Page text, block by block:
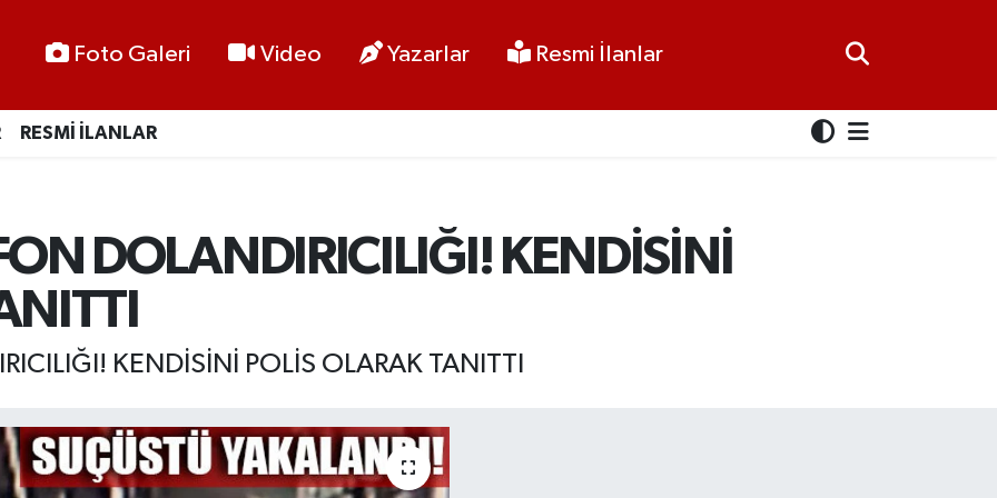
Foto Galeri Video Yazarlar Resmi İlanlar
RESMİ İLANLAR
DOLANDIRICILIĞI! KENDİSİNİ
KENDİSİNİ POLİS OLARAK TANITTI